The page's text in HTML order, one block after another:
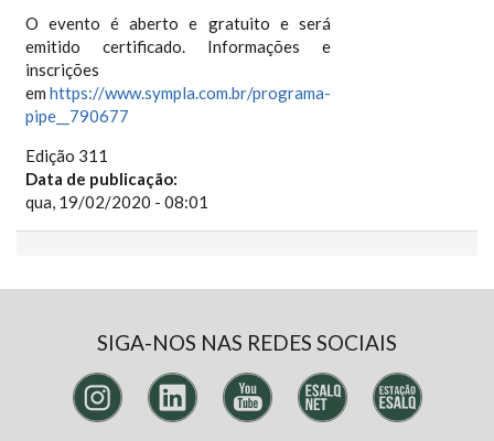
O evento é aberto e gratuito e será
emitido certificado. Informações e
inscrições
emhttps://www.sympla.com.br/programa-
pipe__790677
Edição 311
Data de publicação:
qua, 19/02/2020 - 08:01
SIGA-NOS NAS REDES SOCIAIS